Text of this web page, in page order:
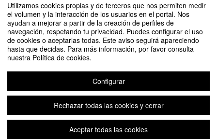
Utilizamos cookies propias y de terceros que nos permiten medir
el volumen y la interacción de los usuarios en el portal. Nos
ayudan a mejorar a partir de la creación de perfiles de
navegación, respetando tu privacidad. Puedes configurar el uso
de cookies o aceptarlas todas. Este aviso seguirá apareciendo
hasta que decidas. Para más información, por favor consulta
nuestra Política de cookies.
Configurar
Rechazar todas las cookies y cerrar
Aceptar todas las cookies
29
Copyright © 2026